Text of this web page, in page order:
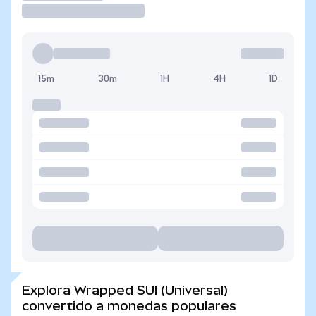
15m 30m 1H 4H 1D
Explora Wrapped SUI (Universal)
convertido a monedas populares